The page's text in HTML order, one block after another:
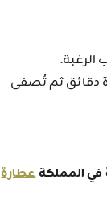
دقائق ثم تُصفى
عطارة